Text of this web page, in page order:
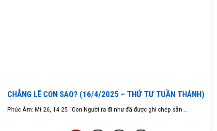
CHẲNG LẼ CON SAO? (16/4/2025 – THỨ TƯ TUẦN THÁNH)
Phúc Âm: Mt 26, 14-25 “Con Người ra đi như đã được ghi chép sẵn ...